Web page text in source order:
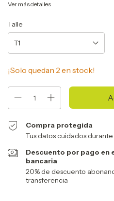
Ver más detalles
Talle
¡Solo quedan 2 en stock!
Compra protegida
Tus datos cuidados
Descuento por pago
bancaria
20% de descuento
transferencia